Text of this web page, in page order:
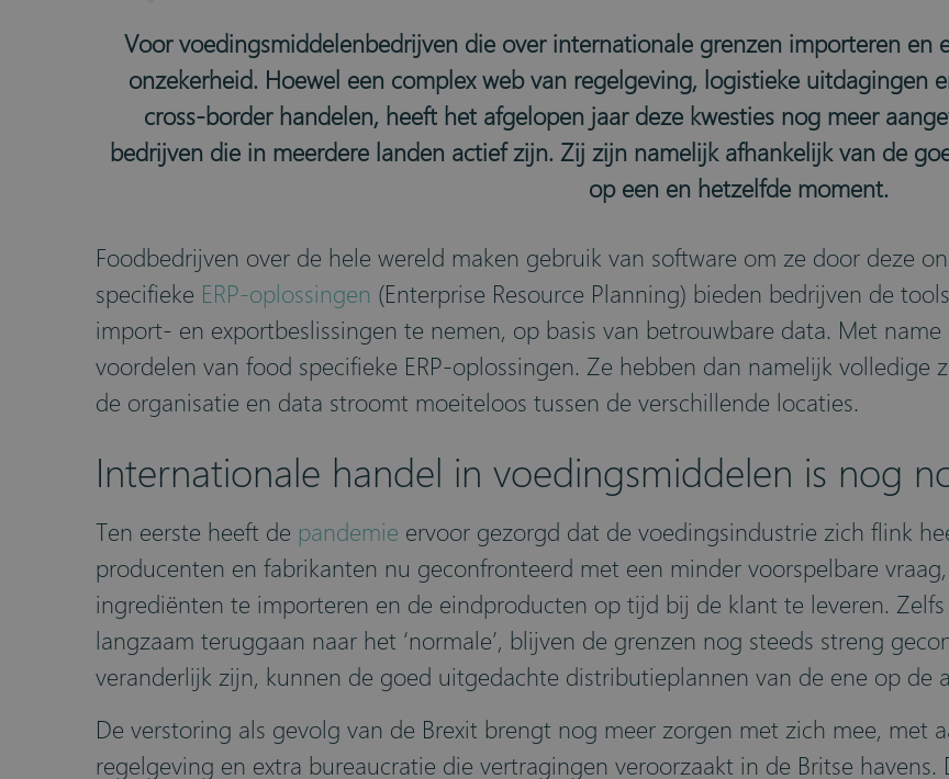
Voor voedingsmiddelenbedrijven die over internationale grenzen importeren en
onzekerheid. Hoewel een complex web van regelgeving, logistieke uitdagingen
cross-border handelen, heeft het afgelopen jaar deze kwesties nog meer
bedrijven die in meerdere landen actief zijn. Zij zijn namelijk afhankelijk van de
op een en hetzelfde moment.
Foodbedrijven over de hele wereld maken gebruik van software om ze door deze
specifieke ERP-oplossingen (Enterprise Resource Planning) bieden bedrijven de
import- en exportbeslissingen te nemen, op basis van betrouwbare data. Met name
voordelen van food specifieke ERP-oplossingen. Ze hebben dan namelijk volledige
de organisatie en data stroomt moeiteloos tussen de verschillende locaties.
Internationale handel in voedingsmiddelen is nog
Ten eerste heeft de pandemie ervoor gezorgd dat de voedingsindustrie zich flink
producenten en fabrikanten nu geconfronteerd met een minder voorspelbare
ingrediënten te importeren en de eindproducten op tijd bij de klant te leveren.
langzaam teruggaan naar het ‘normale’, blijven de grenzen nog steeds streng
veranderlijk zijn, kunnen de goed uitgedachte distributieplannen van de ene op de
De verstoring als gevolg van de Brexit brengt nog meer zorgen met zich mee, met
regelgeving en extra bureaucratie die vertragingen veroorzaakt in de Britse